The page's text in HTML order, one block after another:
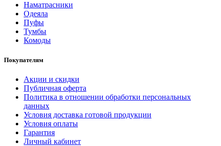
Наматрасники
Одеяла
Пуфы
Тумбы
Комоды
Покупателям
Акции и скидки
Публичная оферта
Политика в отношении обработки персональных
данных
Условия доставка готовой продукции
Условия оплаты
Гарантия
Личный кабинет